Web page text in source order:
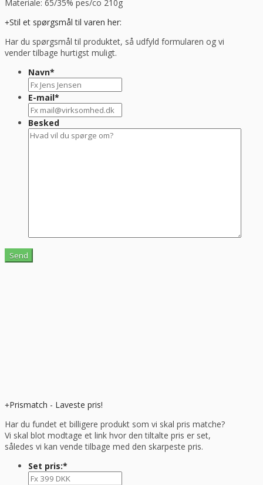
Materiale: 65/35% pes/co 210g
Stil et spørgsmål til varen her:
Har du spørgsmål til produktet, så udfyld formularen og vi
vender tilbage hurtigst muligt.
Navn*
E-mail*
Besked
Prismatch - Laveste pris!
Har du fundet et billigere produkt som vi skal pris matche?
Vi skal blot modtage et link hvor den tiltalte pris er set,
således vi kan vende tilbage med den skarpeste pris.
Set pris:*